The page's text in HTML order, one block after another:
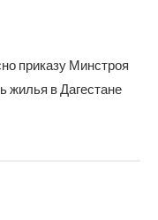
приказу Минстроя
жилья в Дагестане